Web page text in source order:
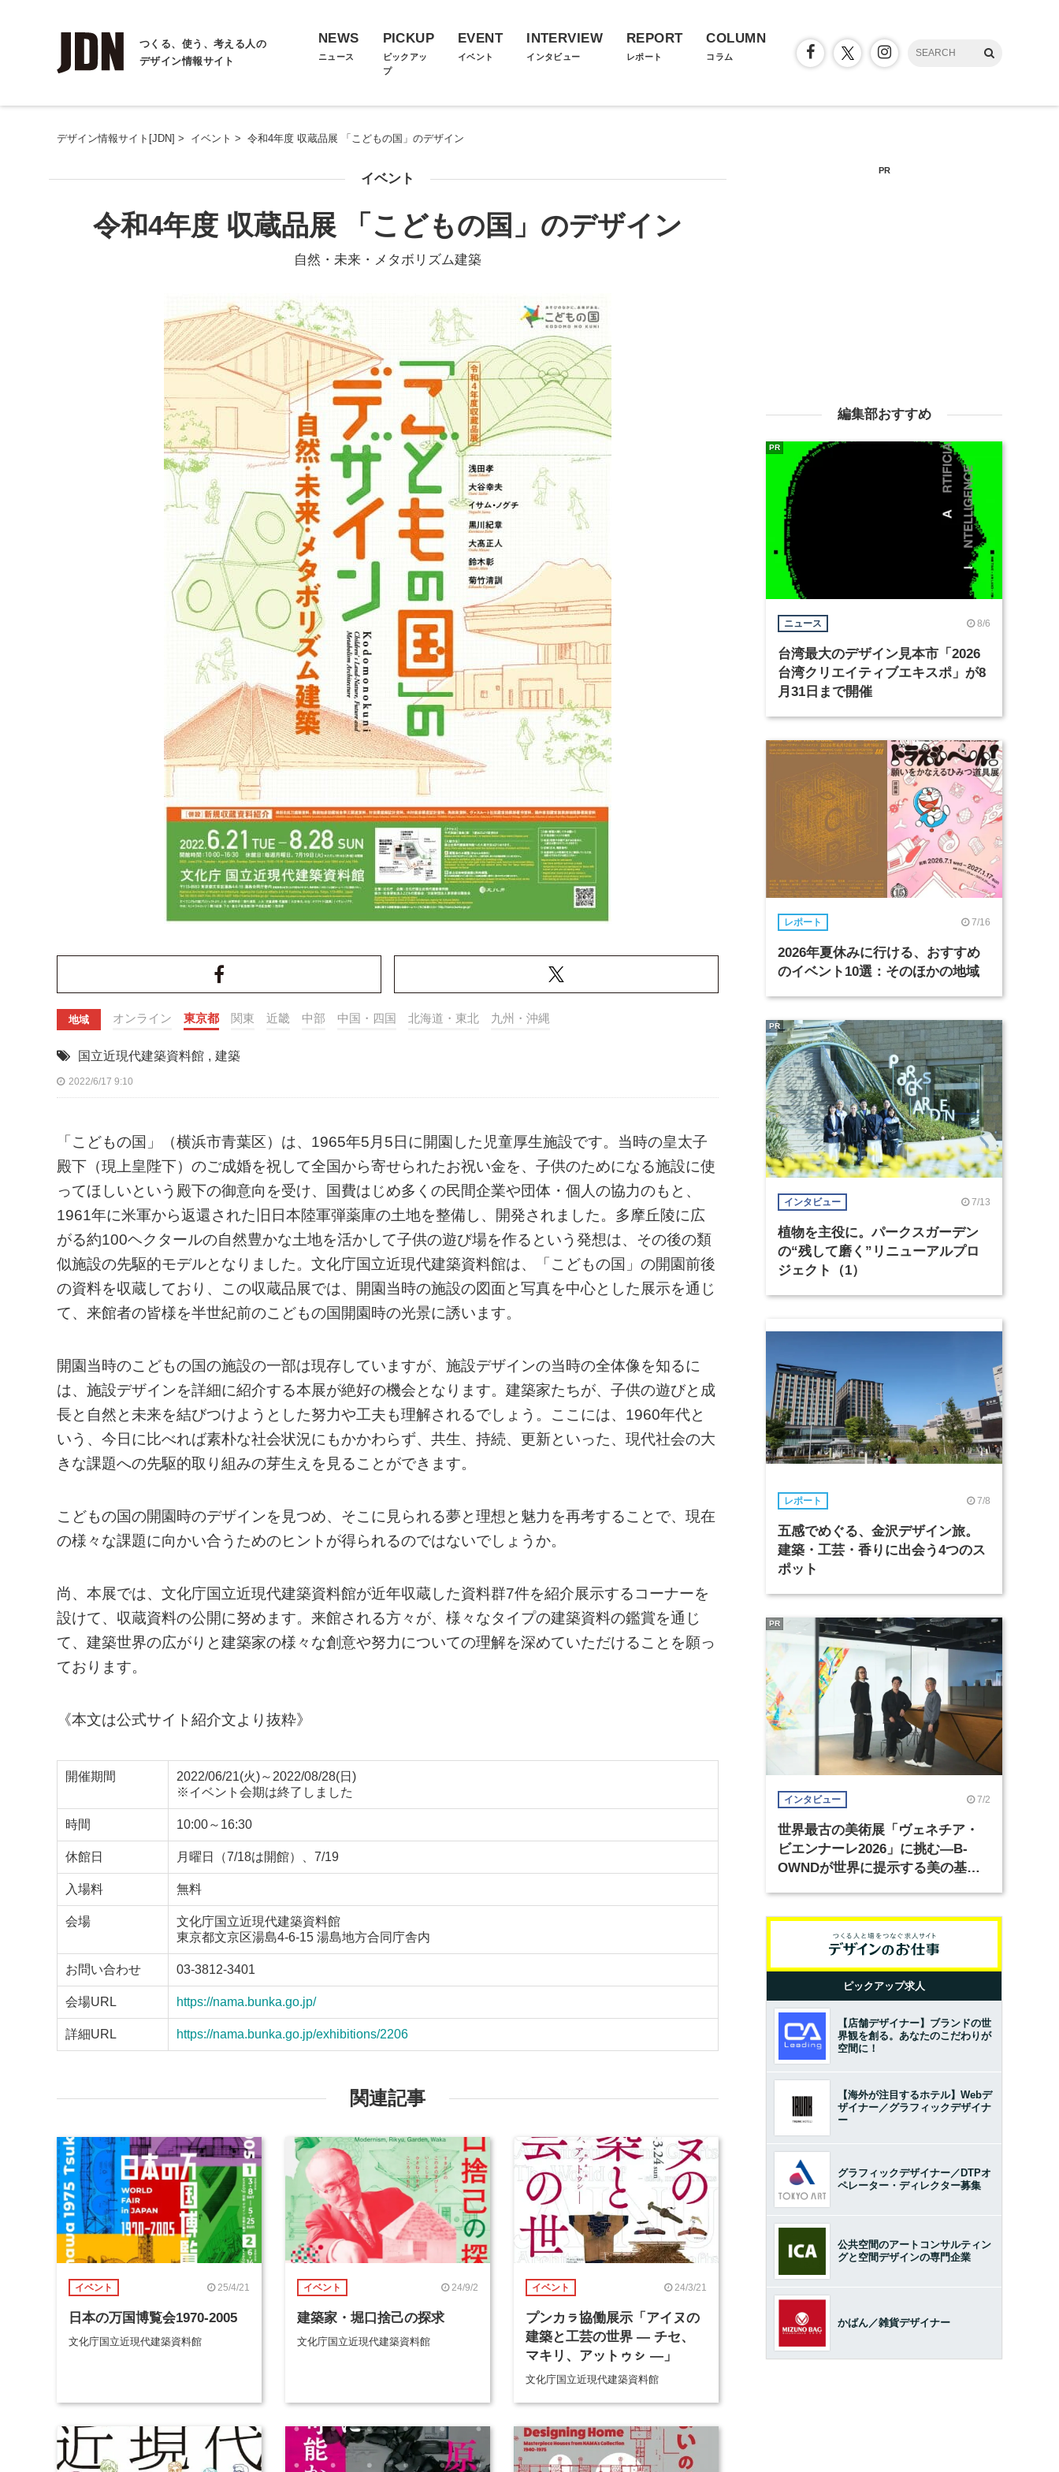
つくる、使う、考える人の
デザイン情報サイト
NEWS
ニュース
PICKUP
ピックアッ
プ
EVENT
イベント
INTERVIEW
インタビュー
REPORT
レポート
COLUMN
コラム
デザイン情報サイト[JDN] > イベント > 令和4年度 収蔵品展 「こどもの国」のデザイン
イベント
令和4年度 収蔵品展 「こどもの国」のデザイン
自然・未来・メタボリズム建築
地域 オンライン 東京都 関東 近畿 中部 中国・四国 北海道・東北 九州・沖縄
国立近現代建築資料館 , 建築
2022/6/17 9:10
「こどもの国」（横浜市青葉区）は、1965年5月5日に開園した児童厚生施設です。当時の皇太子
殿下（現上皇陛下）のご成婚を祝して全国から寄せられたお祝い金を、子供のためになる施設に使
ってほしいという殿下の御意向を受け、国費はじめ多くの民間企業や団体・個人の協力のもと、
1961年に米軍から返還された旧日本陸軍弾薬庫の土地を整備し、開発されました。多摩丘陵に広
がる約100ヘクタールの自然豊かな土地を活かして子供の遊び場を作るという発想は、その後の類
似施設の先駆的モデルとなりました。文化庁国立近現代建築資料館は、「こどもの国」の開園前後
の資料を収蔵しており、この収蔵品展では、開園当時の施設の図面と写真を中心とした展示を通じ
て、来館者の皆様を半世紀前のこどもの国開園時の光景に誘います。
開園当時のこどもの国の施設の一部は現存していますが、施設デザインの当時の全体像を知るに
は、施設デザインを詳細に紹介する本展が絶好の機会となります。建築家たちが、子供の遊びと成
長と自然と未来を結びつけようとした努力や工夫も理解されるでしょう。ここには、1960年代と
いう、今日に比べれば素朴な社会状況にもかかわらず、共生、持続、更新といった、現代社会の大
きな課題への先駆的取り組みの芽生えを見ることができます。
こどもの国の開園時のデザインを見つめ、そこに見られる夢と理想と魅力を再考することで、現在
の様々な課題に向かい合うためのヒントが得られるのではないでしょうか。
尚、本展では、文化庁国立近現代建築資料館が近年収蔵した資料群7件を紹介展示するコーナーを
設けて、収蔵資料の公開に努めます。来館される方々が、様々なタイプの建築資料の鑑賞を通じ
て、建築世界の広がりと建築家の様々な創意や努力についての理解を深めていただけることを願っ
ております。
《本文は公式サイト紹介文より抜粋》
開催期間
2022/06/21(火)～2022/08/28(日)
※イベント会期は終了しました
時間 10:00～16:30
休館日 月曜日（7/18は開館）、7/19
入場料 無料
会場
文化庁国立近現代建築資料館
東京都文京区湯島4-6-15 湯島地方合同庁舎内
お問い合わせ 03-3812-3401
会場URL https://nama.bunka.go.jp/
詳細URL https://nama.bunka.go.jp/exhibitions/2206
関連記事
イベント 25/4/21
日本の万国博覧会1970-2005
文化庁国立近現代建築資料館
イベント 24/9/2
建築家・堀口捨己の探求
文化庁国立近現代建築資料館
イベント 24/3/21
プンカㇻ協働展示「アイヌの
建築と工芸の世界 ― チセ、
マキリ、アットゥㇱ ―」
文化庁国立近現代建築資料館
PR
編集部おすすめ
ニュース 8/6
台湾最大のデザイン見本市「2026
台湾クリエイティブエキスポ」が8
月31日まで開催
PR
レポート 7/16
2026年夏休みに行ける、おすすめ
のイベント10選：そのほかの地域
インタビュー 7/13
植物を主役に。パークスガーデン
の“残して磨く”リニューアルプロ
ジェクト（1）
PR
レポート 7/8
五感でめぐる、金沢デザイン旅。
建築・工芸・香りに出会う4つのス
ポット
インタビュー 7/2
世界最古の美術展「ヴェネチア・
ビエンナーレ2026」に挑む―B-
OWNDが世界に提示する美の基準
PR
ピックアップ求人
【店舗デザイナー】ブランドの世
界観を創る。あなたのこだわりが
空間に！
【海外が注目するホテル】Webデ
ザイナー／グラフィックデザイナ
ー
グラフィックデザイナー／DTPオ
ペレーター・ディレクター募集
公共空間のアートコンサルティン
グと空間デザインの専門企業
かばん／雑貨デザイナー